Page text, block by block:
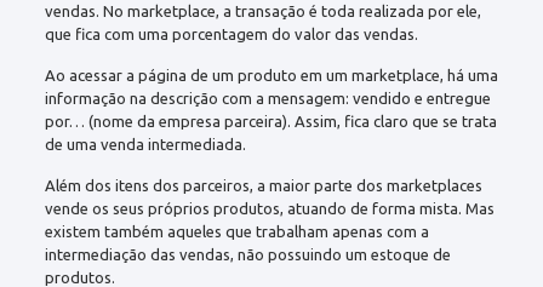
vendas. No marketplace, a transação é toda realizada por ele,
que fica com uma porcentagem do valor das vendas.
Ao acessar a página de um produto em um marketplace, há uma
informação na descrição com a mensagem: vendido e entregue
por… (nome da empresa parceira). Assim, fica claro que se trata
de uma venda intermediada.
Além dos itens dos parceiros, a maior parte dos marketplaces
vende os seus próprios produtos, atuando de forma mista. Mas
existem também aqueles que trabalham apenas com a
intermediação das vendas, não possuindo um estoque de
produtos.